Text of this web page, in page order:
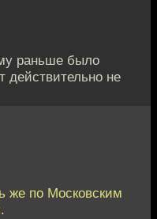
раньше было
действительно не
же по Московским